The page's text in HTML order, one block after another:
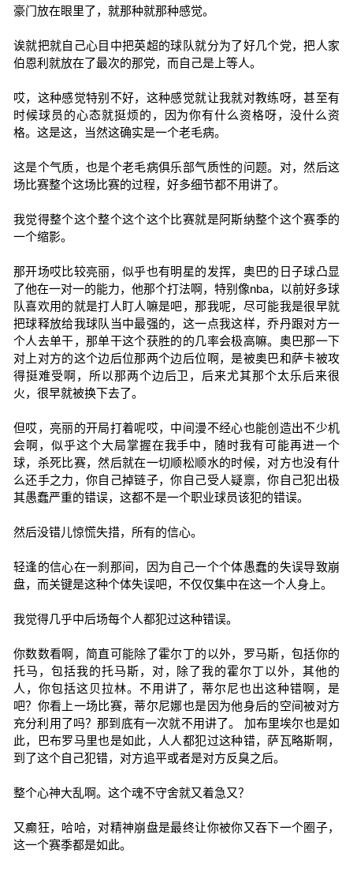
豪门放在眼里了，就那种就那种感觉。
诶就把就自己心目中把英超的球队就分为了好几个党，把人家
伯恩利就放在了最次的那党，而自己是上等人。
哎，这种感觉特别不好，这种感觉就让我就对教练呀，甚至有
时候球员的心态就挺烦的，因为你有什么资格呀，没什么资
格。这是这，当然这确实是一个老毛病。
这是个气质，也是个老毛病俱乐部气质性的问题。对，然后这
场比赛整个这场比赛的过程，好多细节都不用讲了。
我觉得整个这个整个这个这个比赛就是阿斯纳整个这个赛季的
一个缩影。
那开场哎比较亮丽，似乎也有明星的发挥，奥巴的日子球凸显
了他在一对一的能力，他那个打法啊，特别像nba，以前好多球
队喜欢用的就是打人盯人嘛是吧，那我呢，尽可能我是很早就
把球释放给我球队当中最强的，这一点我这样，乔丹跟对方一
个人去单干，那单干这个获胜的的几率会极高嘛。奥巴那一下
对上对方的这个边后位那两个边后位啊，是被奥巴和萨卡被攻
得挺难受啊，所以那两个边后卫，后来尤其那个太乐后来很
火，很早就被换下去了。
但哎，亮丽的开局打着呢哎，中间漫不经心也能创造出不少机
会啊，似乎这个大局掌握在我手中，随时我有可能再进一个
球，杀死比赛，然后就在一切顺松顺水的时候，对方也没有什
么还手之力，你自己掉链子，你自己受人疑禀，你自己犯出极
其愚蠢严重的错误，这都不是一个职业球员该犯的错误。
然后没错儿惊慌失措，所有的信心。
轻逢的信心在一刹那间，因为自己一个个体愚蠢的失误导致崩
盘，而关键是这种个体失误吧，不仅仅集中在这一个人身上。
我觉得几乎中后场每个人都犯过这种错误。
你数数看啊，简直可能除了霍尔丁的以外，罗马斯，包括你的
托马，包括我的托马斯，对，除了我的霍尔丁以外，其他的
人，你包括这贝拉林。不用讲了，蒂尔尼也出这种错啊，是
吧？你看上一场比赛，蒂尔尼娜也是因为他身后的空间被对方
充分利用了吗？那到底有一次就不用讲了。 加布里埃尔也是如
此，巴布罗马里也是如此，人人都犯过这种错，萨瓦略斯啊，
到了这个自己犯错，对方追平或者是对方反臭之后。
整个心神大乱啊。这个魂不守舍就又着急又？
又癫狂，哈哈，对精神崩盘是最终让你被你又吞下一个圈子，
这一个赛季都是如此。